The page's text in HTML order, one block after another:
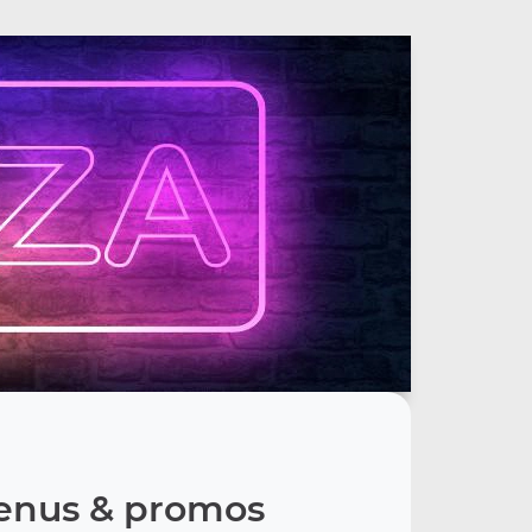
& promos